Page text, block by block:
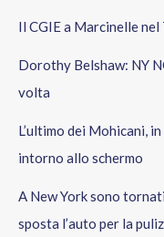
Il CGIE a Marcinelle
Dorothy Belshaw: NY
volta
L’ultimo dei Mohicani,
intorno allo schermo
A New York sono
sposta l’auto per la